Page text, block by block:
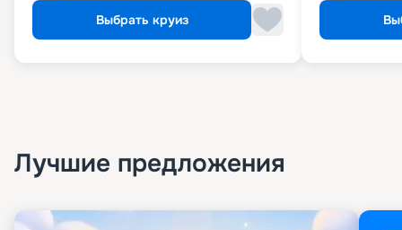
Выбрать круиз
Лучшие предложения